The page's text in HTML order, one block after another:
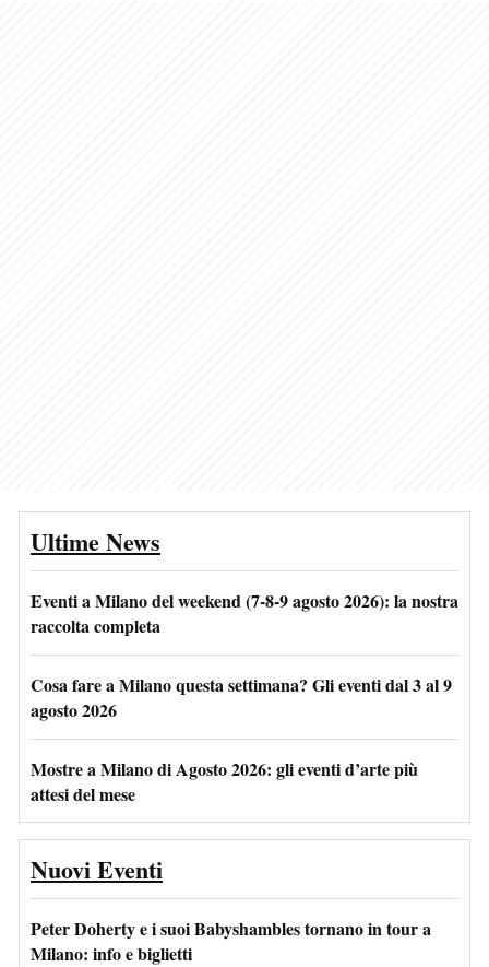
Ultime News
Eventi a Milano del weekend (7-8-9 agosto 2026): la nostra
raccolta completa
Cosa fare a Milano questa settimana? Gli eventi dal 3 al 9
agosto 2026
Mostre a Milano di Agosto 2026: gli eventi d’arte più
attesi del mese
Nuovi Eventi
Peter Doherty e i suoi Babyshambles tornano in tour a
Milano: info e biglietti